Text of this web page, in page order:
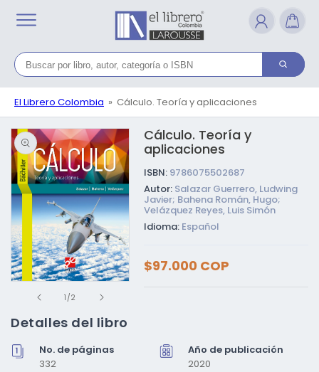
directamente
al contenido
El Librero Colombia Cálculo. Teoría y aplicaciones
Ir directamente a la
información del
producto
elemento
1
en
ventana
modal
1 /de
2
Cálculo. Teoría y
aplicaciones
ISBN: 9786075502687
Autor: Salazar Guerrero, Ludwing
Javier; Bahena Román, Hugo;
Velázquez Reyes, Luis Simón
Idioma: Español
Precio
habitual
$97.000 COP
Detalles del libro
No. de páginas
332
Año de publicación
2020